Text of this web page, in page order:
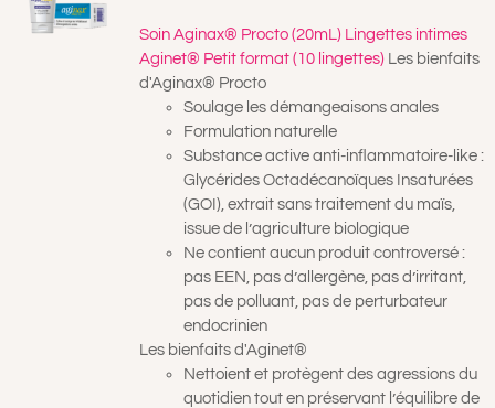
initial
était :
€8.99.
actuel
est :
€7.99.
Soin Aginax® Procto (20mL) Lingettes intimes
Aginet® Petit format (10 lingettes)Les bienfaits
d'Aginax® Procto
Soulage les démangeaisons anales
Formulation naturelle
Substance active anti-inflammatoire-like :
Glycérides Octadécanoïques Insaturées
(GOI), extrait sans traitement du maïs,
issue de l’agriculture biologique
Ne contient aucun produit controversé :
pas EEN, pas d’allergène, pas d’irritant,
pas de polluant, pas de perturbateur
endocrinien
Les bienfaits d'Aginet®
Nettoient et protègent des agressions du
quotidien tout en préservant l’équilibre de